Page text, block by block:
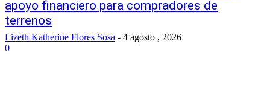
apoyo financiero para compradores de
terrenos
Lizeth Katherine Flores Sosa - 4 agosto , 2026
0